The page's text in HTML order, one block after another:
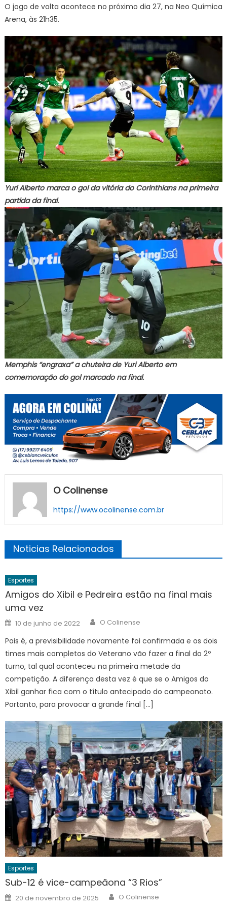
O jogo de volta acontece no próximo dia 27, na Neo Química
Arena, às 21h35.
Yuri Alberto marca o gol da vitória do Corinthians na primeira
partida da final.
Memphis “engraxa” a chuteira de Yuri Alberto em
comemoração do gol marcado na final.
O Colinense
https://www.ocolinense.com.br
Noticias Relacionados
Esportes
Amigos do Xibil e Pedreira estão na final mais
uma vez
Posted
on
10 de junho de 2022 Author
O Colinense
Pois é, a previsibilidade novamente foi confirmada e os dois
times mais completos do Veterano vão fazer a final do 2º
turno, tal qual aconteceu na primeira metade da
competição. A diferença desta vez é que se o Amigos do
Xibil ganhar fica com o título antecipado do campeonato.
Portanto, para provocar a grande final […]
Esportes
Sub-12 é vice-campeãona “3 Rios”
Posted
on
20 de novembro de 2025 Author
O Colinense